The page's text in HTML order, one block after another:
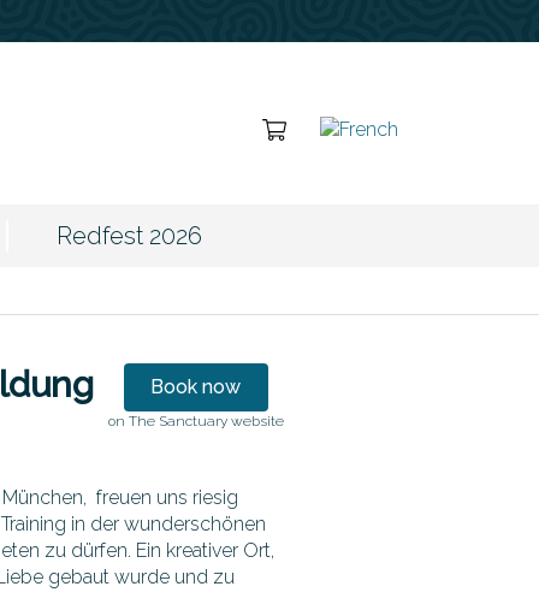
cart
Redfest 2026
Book now
on The Sanctuary website
München, freuen uns riesig
in der wunderschönen
zu dürfen. Ein kreativer Ort,
gebaut wurde und zu